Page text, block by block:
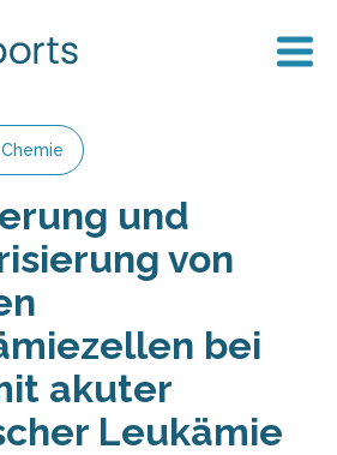
und
von
bei
akuter
Leukämie